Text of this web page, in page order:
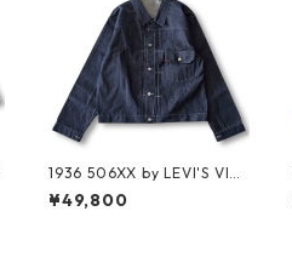
1936 506XX by LEVI'S VINT
AGE GLOTHING NO-WASH
¥49,800